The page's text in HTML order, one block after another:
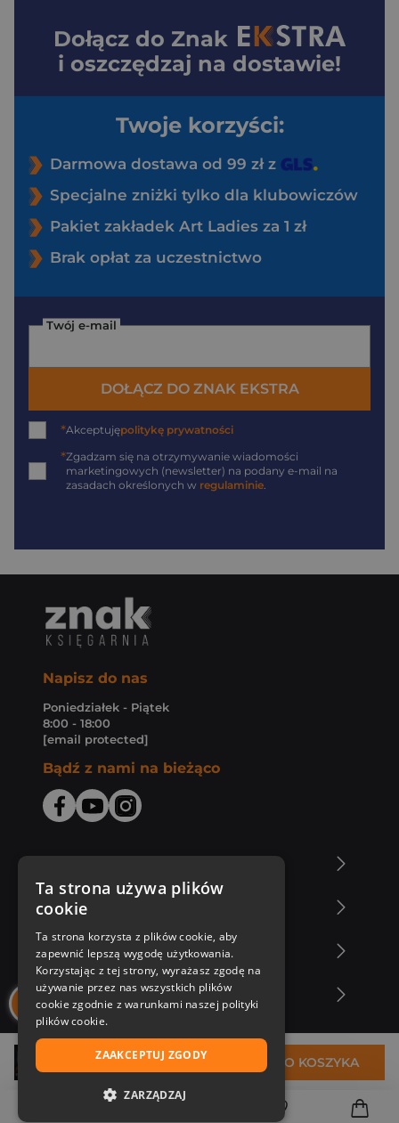
30,99 zł DO KOSZYKA
Dołącz do Znak
i oszczędzaj na dostawie!
Twoje korzyści:
Darmowa dostawa od 99 zł z
Specjalne zniżki tylko dla klubowiczów
Pakiet zakładek Art Ladies za 1 zł
Brak opłat za uczestnictwo
Twój e-mail
DOŁĄCZ DO ZNAK EKSTRA
*Akceptujępolitykę prywatności
*Zgadzam się na otrzymywanie wiadomości
marketingowych (newsletter) na podany e-mail na
zasadach określonych w regulaminie
Napisz do nas
Poniedziałek - Piątek
8:00 - 18:00
[email protected]
Bądź z nami na bieżąco
Zakupy u nas
Nasza oferta
Nasi autorzy
Ta strona używa plików
cookie
Ta strona korzysta z plików cookie, aby
zapewnić lepszą wygodę użytkowania.
Korzystając z tej strony, wyrażasz zgodę na
używanie przez nas wszystkich plików
cookie zgodnie z warunkami naszej polityki
plików cookie.
ZAAKCEPTUJ ZGODY
ZARZĄDZAJ